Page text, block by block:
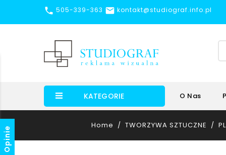
 505-339-363  kontakt@studiograf.info.pl
KATEGORIE O Nas
Home TWORZYWA SZTUCZNE
Opinie